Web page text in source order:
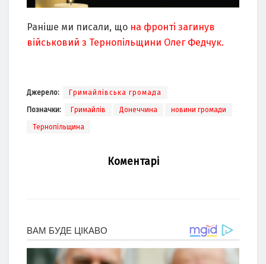
Раніше ми писали, що на фронті загинув
військовий з Тернопільщини Олег Федчук.
Джерело: Гримайлівська громада
Позначки: Гримайлів Донеччина новини громади
Тернопільщина
Коментарі